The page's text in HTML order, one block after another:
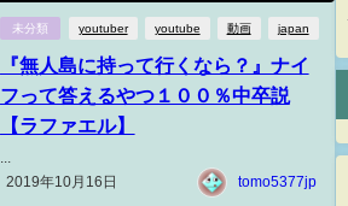
未分類 youtuber youtube 動画 japan
『無人島に持って行くなら？』ナイ
フって答えるやつ１００％中卒説
【ラファエル】
2019年10月16日
tomo5377jp